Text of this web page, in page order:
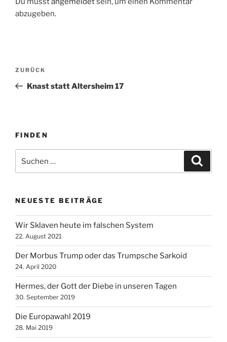
abzugeben.
Beitragsnavigation
Vorheriger
Beitrag
ZURÜCK
Knast statt Altersheim 17
FINDEN
nach:
NEUESTE BEITRÄGE
Wir Sklaven heute im falschen System
22. August 2021
Der Morbus Trump oder das Trumpsche Sarkoid
24. April 2020
Hermes, der Gott der Diebe in unseren Tagen
30. September 2019
Die Europawahl 2019
28. Mai 2019